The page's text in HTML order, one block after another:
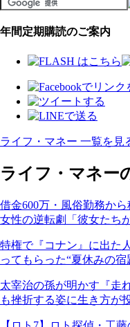
年間定期購読のご案内
ライフ・マネー 一覧を見
ライフ・マネー
借金600万・風俗勤務か
女性の逆転劇「彼女たち
特権で『コナン』に出た
ってもらった“夏休みの宿
太宰治の孫が明かす『走
も挫折する姿に生き方が